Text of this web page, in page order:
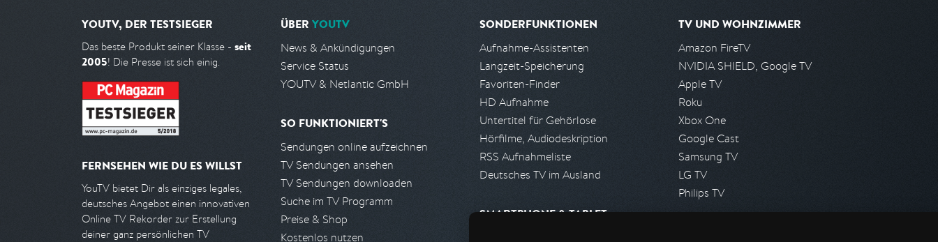
YOUTV, DER TESTSIEGER
Das beste Produkt seiner Klasse - seit
2005! Die Presse ist sich einig.
FERNSEHEN WIE DU ES WILLST
YouTV bietet Dir als einziges legales,
deutsches Angebot einen innovativen
Online TV Rekorder zur Erstellung
deiner ganz persönlichen TV
ÜBER YOUTV
News & Ankündigungen
Service Status
YOUTV & Netlantic GmbH
SO FUNKTIONIERT'S
Sendungen online aufzeichnen
TV Sendungen ansehen
TV Sendungen downloaden
Suche im TV Programm
Preise & Shop
Kostenlos nutzen
SONDERFUNKTIONEN
Aufnahme-Assistenten
Langzeit-Speicherung
Favoriten-Finder
HD Aufnahme
Untertitel für Gehörlose
Hörfilme, Audiodeskription
RSS Aufnahmeliste
Deutsches TV im Ausland
SMARTPHONE & TABLET
TV UND WOHNZIMMER
Amazon FireTV
NVIDIA SHIELD, Google TV
Apple TV
Roku
Xbox One
Google Cast
Samsung TV
LG TV
Philips TV